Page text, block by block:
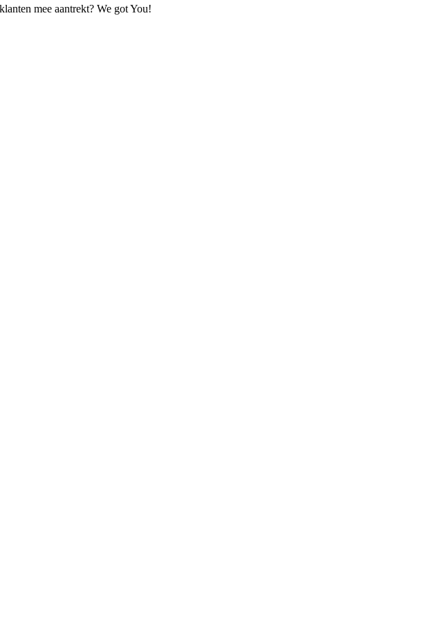
mee aantrekt? We got You!